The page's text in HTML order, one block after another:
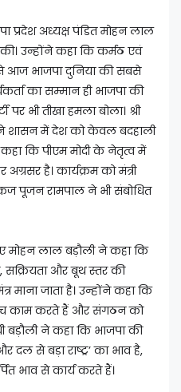
प्रदेश अध्यक्ष पंडित मोहन लाल
उन्होंने कहा कि कर्मठ एवं
से आज भाजपा दुनिया की सबसे
का सम्मान ही भाजपा की
पर भी तीखा हमला बोला। श्री
शासन में देश को केवल बदहाली
कि पीएम मोदी के नेतृत्व में
है। कार्यक्रम को मंत्री
पूजन रामपाल ने भी संबोधित
मोहन लाल बड़ौली ने कहा कि
सक्रियता और बूथ स्तर की
माना जाता है। उन्होंने कहा कि
काम करते हैं और संगठन को
बड़ौली ने कहा कि भाजपा की
दल से बड़ा राष्ट्र’ का भाव है,
भाव से कार्य करते हैं।